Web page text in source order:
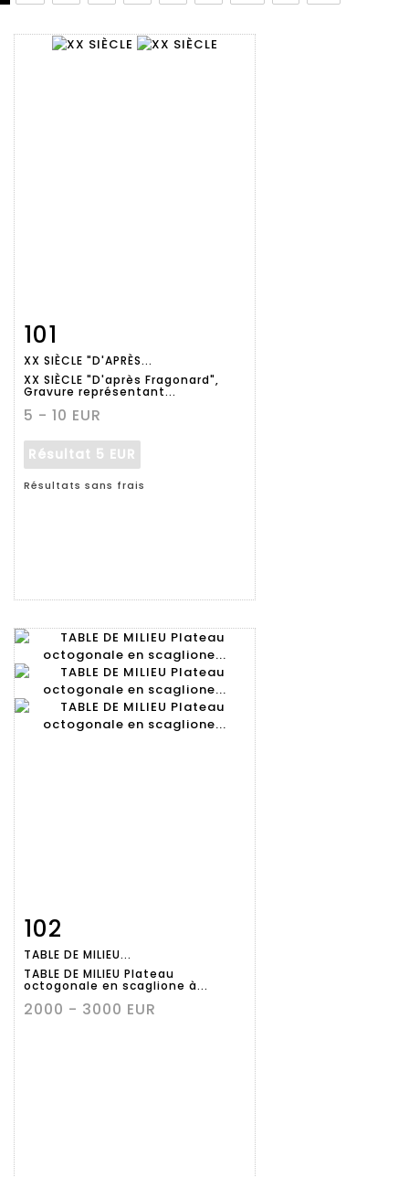
détaillée
101
XX SIÈCLE "D'APRÈS...
XX SIÈCLE "D'après Fragonard",
Gravure représentant...
5 - 10 EUR
Résultat 5 EUR
Résultats sans frais
détaillée
102
TABLE DE MILIEU...
TABLE DE MILIEU Plateau
octogonale en scaglione à...
2000 - 3000 EUR